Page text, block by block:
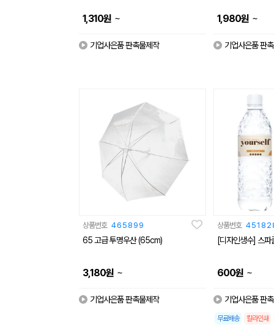
1,310원 ~
기업사은품 판촉물제작
1,980원 ~
기업사은품 판
상품번호 465899
65 고급 투명우산 (65cm)
3,180원 ~
기업사은품 판촉물제작
상품번호
[디자인생수] 스
600원 ~
기업사은품 판
무료배송 칼라인쇄